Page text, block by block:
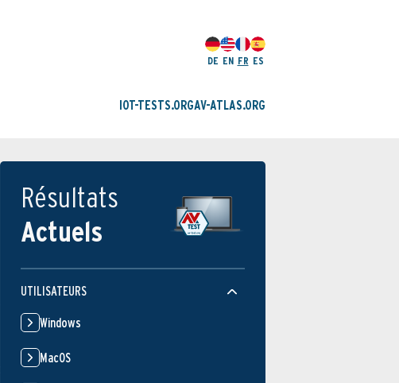
DE EN FR ES
IOT-TESTS.ORGAV-ATLAS.ORG
Résultats
Actuels
UTILISATEURS
Windows
MacOS